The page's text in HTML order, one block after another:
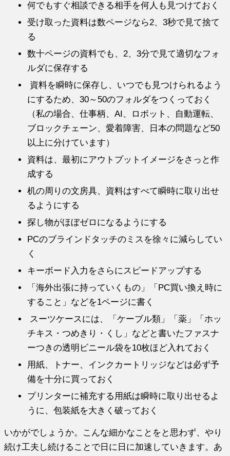
何でもすぐ相談できる相手を何人も見つけておく
受け取った資料は数ページなら2、3秒で見て捨て
る
数十ページの資料でも、2、3分で見て適切なフォ
ルダに保存する
資料を瞬時に保存し、いつでも見つけられるよう
にするため、30～50のフォルダをつくっておく
（私の場合、仕事柄、AI、
ロボット、自動運転、
ブロックチェーン、愛着障害、
日本の問題など50
以上に分けています）
資料は、最初にアウトプットイメージをさっと作
成する
机の周りの文房具、資料はすべて瞬時に取り出せ
るようにする
探し物がほぼゼロになるようにする
PCのブラインドタッチのミスを徐々に減らしてい
く
キーボード入力をさらにスピードアップする
「海外出張に持っていくもの」「PC買い換え時に
すること」 などを1ページに書く
スーツケースには、「ケーブル類」「薬」「ホッ
チキス・つめきり・くし」 などと書いたファスナ
ーつきの透明ビニール袋を10枚ほど入れておく
用紙、トナー、 インクカートリッジなどは必ず予
備を十分に買っておく
プリンターに補充する用紙は瞬時に取り出せるよ
うに、包装紙を大きく破っておく
いかがでしょうか。こんな細かなことをと思わず、やり
続け工夫し続けることで日に日に加速していきます。あ